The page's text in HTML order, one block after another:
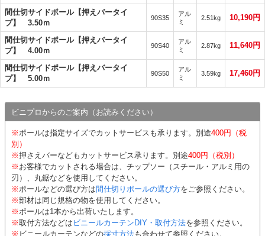
間仕切サイドポール【押えバータイ
プ】 3.50ｍ
90S35
アル
ミ
2.51kg 10,190円
間仕切サイドポール【押えバータイ
プ】 4.00ｍ
90S40
アル
ミ
2.87kg 11,640円
間仕切サイドポール【押えバータイ
プ】 5.00ｍ
90S50
アル
ミ
3.59kg 17,460円
ビニプロからのご案内（お読みください）
※ ポールは指定サイズでカットサービスも承ります。別途400円（税
別）
※押さえバーなどもカットサービス承ります。別途400円（税別）
※ お客様でカットされる場合は、チップソー（スチール・アルミ用の
刃）、丸鋸などを使用してください。
※ ポールなどの選び方は間仕切りポールの選び方をご参照ください。
※部材は同じ規格の物を使用してください。
※ ポールは1本から出荷いたします。
※取付方法などは ビニールカーテンDIY・取付方法を参照ください。
※ ビニールカーテンなどの採寸方法も合わせて参照ください。